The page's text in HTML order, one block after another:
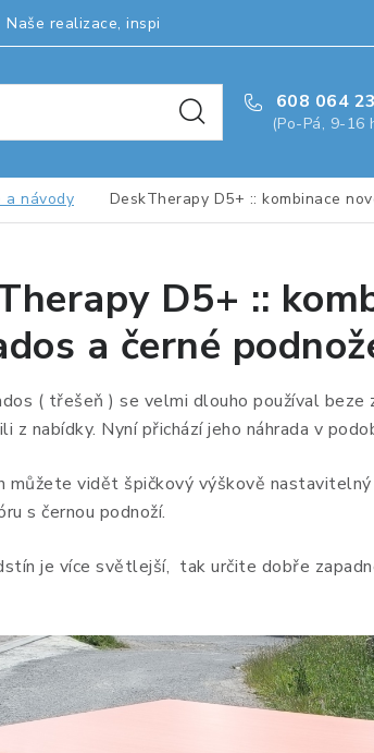
Naše realizace, inspirace a návody
608 064
(Po-Pá, 9-16
a návody DeskTherapy D5+ :: kombinace
D5+ ::
a černé
( třešeň ) se velmi dlouho používal beze
z nabídky. Nyní přichází jeho náhrada v
můžete vidět špičkový výškově
s černou podnoží.
je více světlejší, tak určite dobře